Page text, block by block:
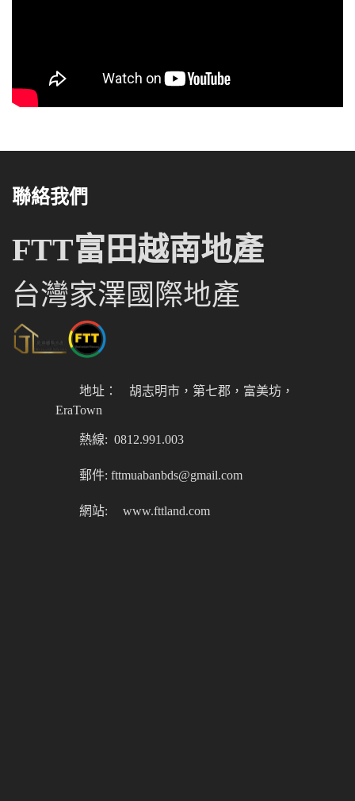
聯絡我們
FTT富田越南地產
台灣家澤國際地產
地址：
胡志明市，第七郡，富美坊，
EraTown
熱線: 0812.991.003
郵件: fttmuabanbds@gmail.com
網站: www.fttland.com